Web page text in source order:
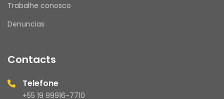
Trabalhe conosco
Denuncias
Contacts
Telefone
+55 19 99916-7710